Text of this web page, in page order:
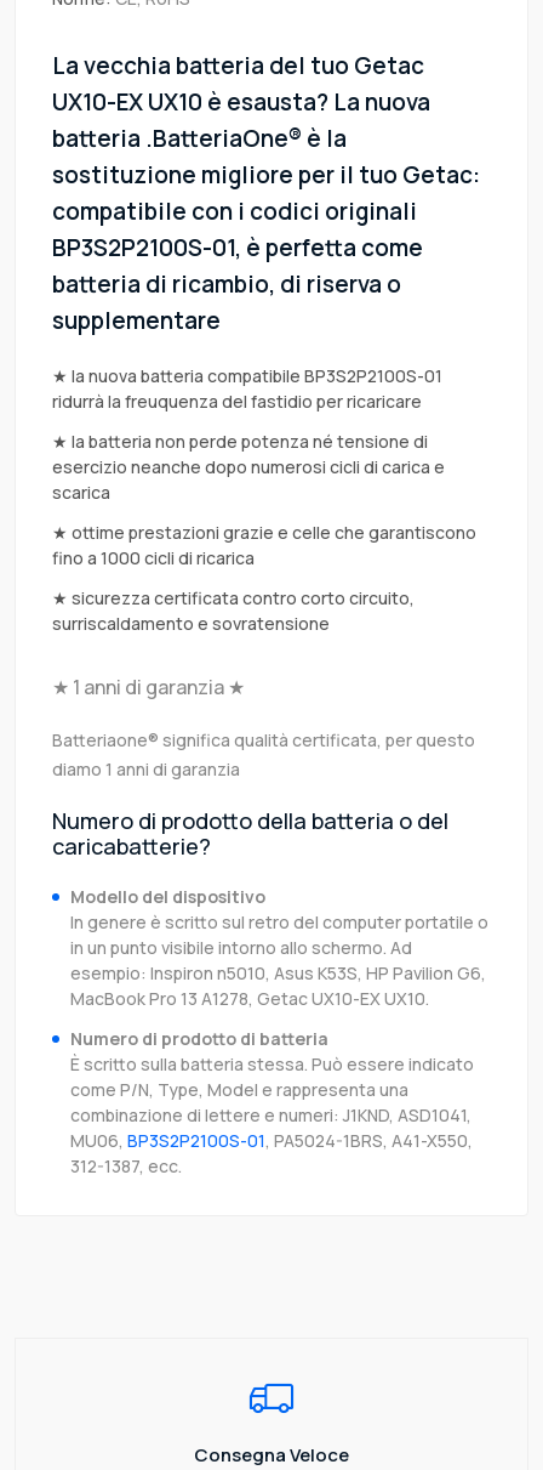
La vecchia batteria del tuo Getac
UX10-EX UX10 è esausta? La nuova
batteria .BatteriaOne® è la
sostituzione migliore per il tuo Getac:
compatibile con i codici originali
BP3S2P2100S-01, è perfetta come
batteria di ricambio, di riserva o
supplementare
★ la nuova batteria compatibile BP3S2P2100S-01
ridurrà la freuquenza del fastidio per ricaricare
★ la batteria non perde potenza né tensione di
esercizio neanche dopo numerosi cicli di carica e
scarica
★ ottime prestazioni grazie e celle che garantiscono
fino a 1000 cicli di ricarica
★ sicurezza certificata contro corto circuito,
surriscaldamento e sovratensione
★ 1 anni di garanzia ★
Batteriaone® significa qualità certificata, per questo
diamo 1 anni di garanzia
Numero di prodotto della batteria o del
caricabatterie?
Modello del dispositivo
In genere è scritto sul retro del computer portatile o
in un punto visibile intorno allo schermo. Ad
esempio: Inspiron n5010, Asus K53S, HP Pavilion G6,
MacBook Pro 13 A1278, Getac UX10-EX UX10.
Numero di prodotto di batteria
È scritto sulla batteria stessa. Può essere indicato
come P/N, Type, Model e rappresenta una
combinazione di lettere e numeri: J1KND, ASD1041,
MU06, BP3S2P2100S-01, PA5024-1BRS, A41-X550,
312-1387, ecc.
Consegna Veloce